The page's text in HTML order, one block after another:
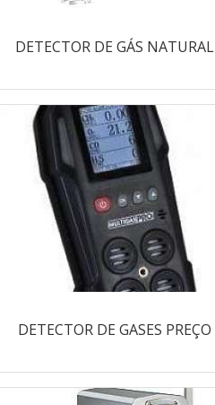
DETECTOR DE GÁS NATURAL
DETECTOR DE GASES PREÇO